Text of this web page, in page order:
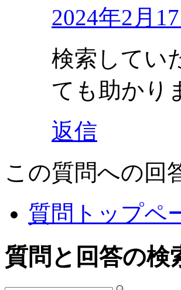
2024年2月
検索してい
ても助かり
返信
この質問への回
質問トップペ
質問と回答の検